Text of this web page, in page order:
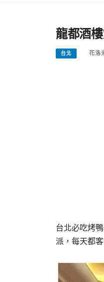
龍都酒
台北 花洛
台北必吃烤
派，每天都